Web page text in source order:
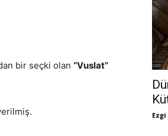
bir seçki olan “Vuslat”